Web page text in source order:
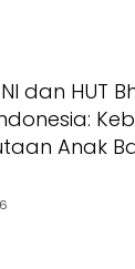
dan HUT
Anak